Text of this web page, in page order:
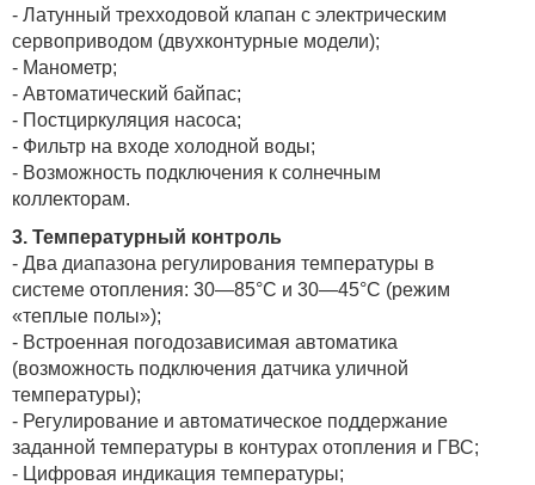
- Латунный трехходовой клапан с электрическим
сервоприводом (двухконтурные модели);
- Манометр;
- Автоматический байпас;
- Постциркуляция насоса;
- Фильтр на входе холодной воды;
- Возможность подключения к солнечным
коллекторам.
3. Температурный контроль
- Два диапазона регулирования температуры в
системе отопления: 30—85°С и 30—45°С (режим
«теплые полы»);
- Встроенная погодозависимая автоматика
(возможность подключения датчика уличной
температуры);
- Регулирование и автоматическое поддержание
заданной температуры в контурах отопления и ГВС;
- Цифровая индикация температуры;